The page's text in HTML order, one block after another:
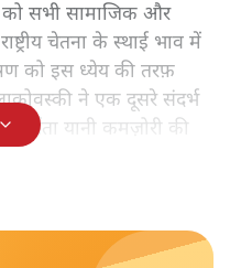
को सभी सामाजिक और
चेतना के स्थाई भाव में
को इस ध्येय की तरफ़
ने एक दूसरे संदर्भ
यानी कमज़ोरी की